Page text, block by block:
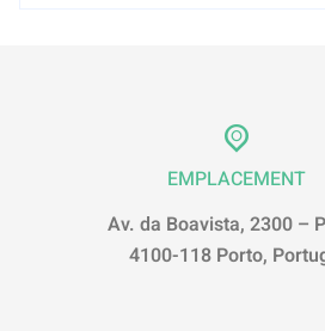
EMPLACEMENT
Av. da Boavista, 2300 –
4100-118 Porto,